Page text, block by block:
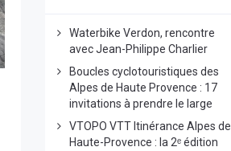
Waterbike Verdon, rencontre
avec Jean-Philippe Charlier
Boucles cyclotouristiques des
Alpes de Haute Provence : 17
invitations à prendre le large
VTOPO VTT Itinérance Alpes de
Haute-Provence : la 2ᵉ édition